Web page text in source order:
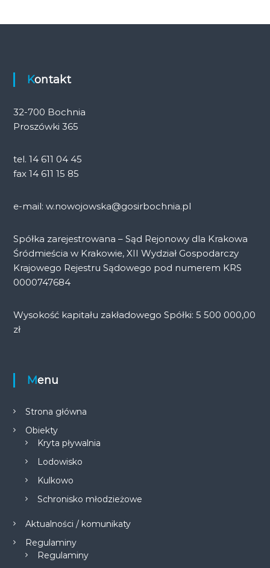
Kontakt
32-700 Bochnia
Proszówki 365
tel. 14 611 04 45
fax 14 611 15 85
e-mail: w.nowojowska@gosirbochnia.pl
Spółka zarejestrowana – Sąd Rejonowy dla Krakowa
Śródmieścia w Krakowie, XII Wydział Gospodarczy
Krajowego Rejestru Sądowego pod numerem KRS
0000747684
Wysokość kapitału zakładowego Spółki: 5 500 000,00
zł
Menu
Strona główna
Obiekty
Kryta pływalnia
Lodowisko
Kulkowo
Schronisko młodzieżowe
Aktualności / komunikaty
Regulaminy
Regulaminy